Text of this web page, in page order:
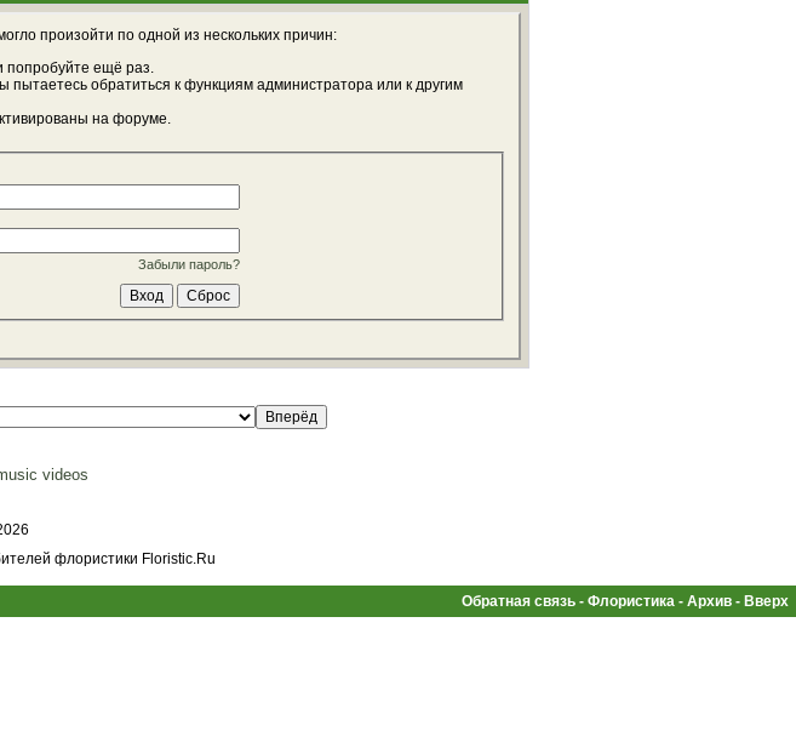
произойти по одной из нескольких причин:
попробуйте ещё раз.
обратиться к функциям администратора или к другим
на форуме.
Забыли пароль?
videos
флористики Floristic.Ru
Обратная связь - Флористика - Архив - Вверх